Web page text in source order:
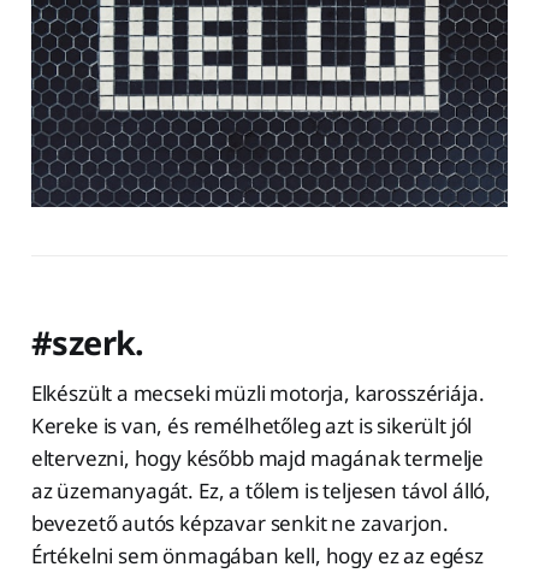
#szerk.
Elkészült a mecseki müzli motorja, karosszériája.
Kereke is van, és remélhetőleg azt is sikerült jól
eltervezni, hogy később majd magának termelje
az üzemanyagát. Ez, a tőlem is teljesen távol álló,
bevezető autós képzavar senkit ne zavarjon.
Értékelni sem önmagában kell, hogy ez az egész